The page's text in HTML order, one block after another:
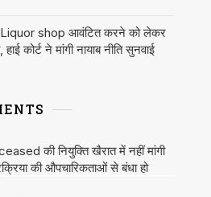
में Liquor shop आवंटित करने को लेकर
कोर्ट ने मांगी नायाब नीति सुनवाई
की नियुक्ति खैरात में नहीं मांगी
की औपचारिकताओं से बंधा हो